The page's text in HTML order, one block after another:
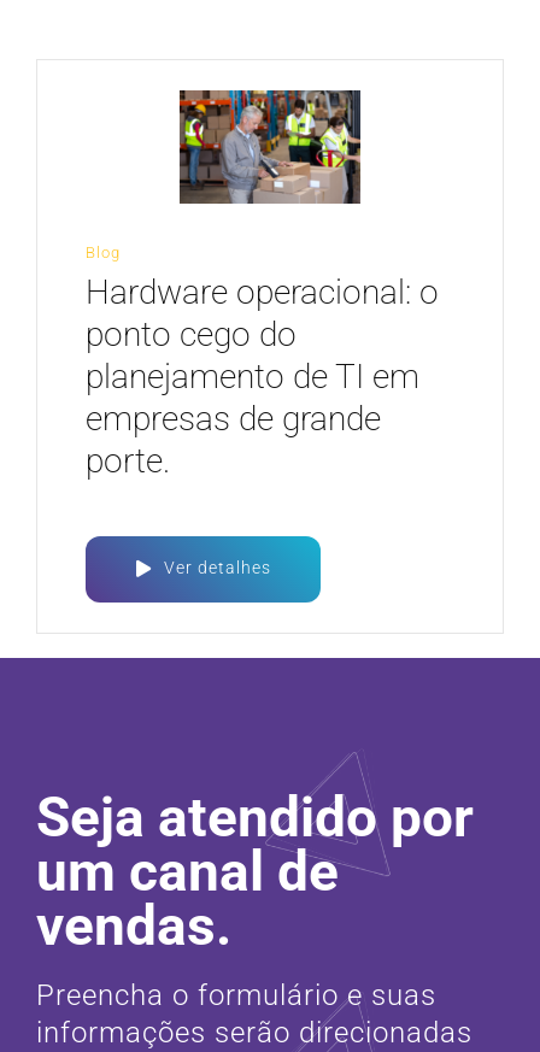
Blog
Hardware operacional: o
ponto cego do
planejamento de TI em
empresas de grande
porte.
Ver detalhes
Seja atendido por
um canal de
vendas.
Preencha o formulário e suas
informações serão direcionadas